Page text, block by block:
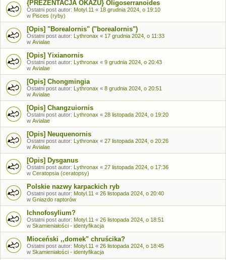
{PREZENTACJA OKAZU} Oligoserranoides
Ostatni post autor: Motyl.11 « 18 grudnia 2024, o 19:10
w Pisces (ryby)
[Opis] "Borealornis" ("borealornis")
Ostatni post autor: Lythronax « 17 grudnia 2024, o 11:33
w Avialae
[Opis] Yixianornis
Ostatni post autor: Lythronax « 9 grudnia 2024, o 20:43
w Avialae
[Opis] Chongmingia
Ostatni post autor: Lythronax « 8 grudnia 2024, o 20:51
w Avialae
[Opis] Changzuiornis
Ostatni post autor: Lythronax « 28 listopada 2024, o 19:20
w Avialae
[Opis] Neuquenornis
Ostatni post autor: Lythronax « 27 listopada 2024, o 20:26
w Avialae
[Opis] Dysganus
Ostatni post autor: Lythronax « 27 listopada 2024, o 17:36
w Ceratopsia (ceratopsy)
Polskie nazwy karpackich ryb
Ostatni post autor: Motyl.11 « 26 listopada 2024, o 20:40
w Gniazdo raptorów
Ichnofosylium?
Ostatni post autor: Motyl.11 « 26 listopada 2024, o 18:51
w Skamieniałości - identyfikacja
Mioceński ,,domek" chruścika?
Ostatni post autor: Motyl.11 « 26 listopada 2024, o 18:45
w Skamieniałości - identyfikacja